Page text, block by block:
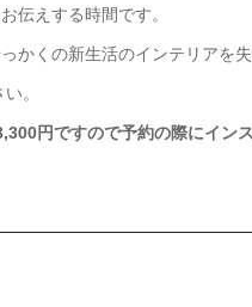
伝えする時間です。
かくの新生活のインテリアを
。
円ですので予約の際にイン